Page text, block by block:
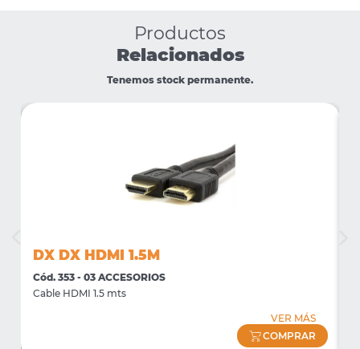
Productos
Relacionados
Tenemos stock permanente.
DX DX HDMI 1.5M
Cód. 353 - 03 ACCESORIOS
Cable HDMI 1.5 mts
VER MÁS
COMPRAR